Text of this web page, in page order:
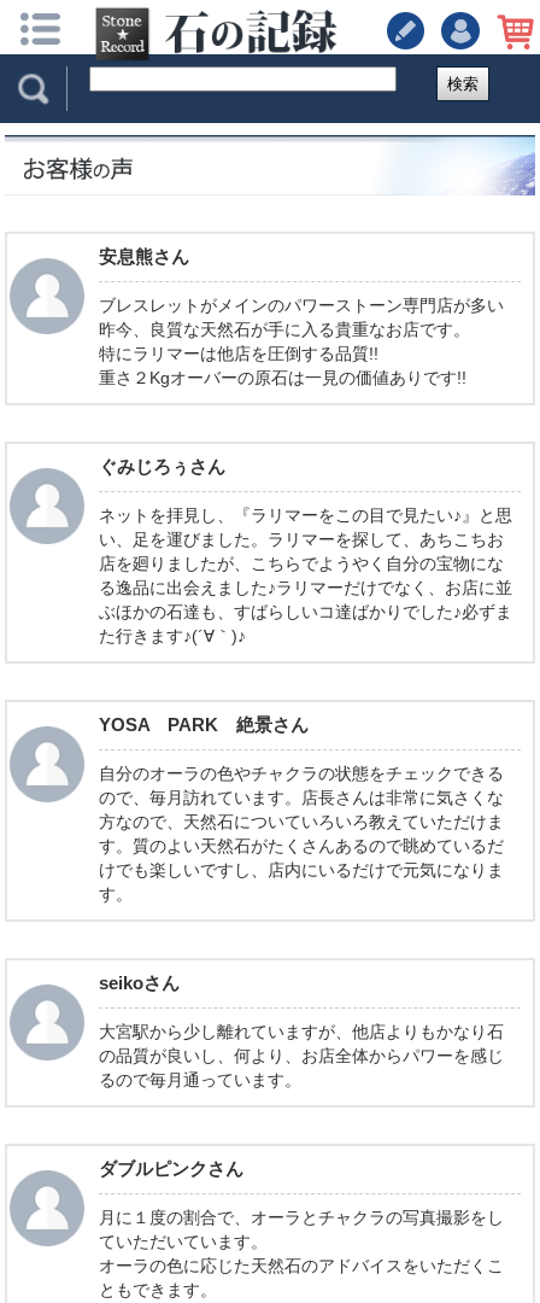
検索
安息熊さん
ブレスレットがメインのパワーストーン専門店が多い
昨今、良質な天然石が手に入る貴重なお店です。
特にラリマーは他店を圧倒する品質!!
重さ２Kgオーバーの原石は一見の価値ありです!!
ぐみじろぅさん
ネットを拝見し、『ラリマーをこの目で見たい♪』と思
い、足を運びました。ラリマーを探して、あちこちお
店を廻りましたが、こちらでようやく自分の宝物にな
る逸品に出会えました♪ラリマーだけでなく、お店に並
ぶほかの石達も、すばらしいコ達ばかりでした♪必ずま
た行きます♪(´∀｀)♪
YOSA PARK 絶景さん
自分のオーラの色やチャクラの状態をチェックできる
ので、毎月訪れています。店長さんは非常に気さくな
方なので、天然石についていろいろ教えていただけま
す。質のよい天然石がたくさんあるので眺めているだ
けでも楽しいですし、店内にいるだけで元気になりま
す。
seikoさん
大宮駅から少し離れていますが、他店よりもかなり石
の品質が良いし、何より、お店全体からパワーを感じ
るので毎月通っています。
ダブルピンクさん
月に１度の割合で、オーラとチャクラの写真撮影をし
ていただいています。
オーラの色に応じた天然石のアドバイスをいただくこ
ともできます。